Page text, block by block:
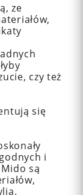
ze
czy też
się
i
są